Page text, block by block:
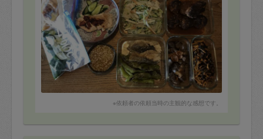
※依頼者の依頼当時の主観的な感想です。